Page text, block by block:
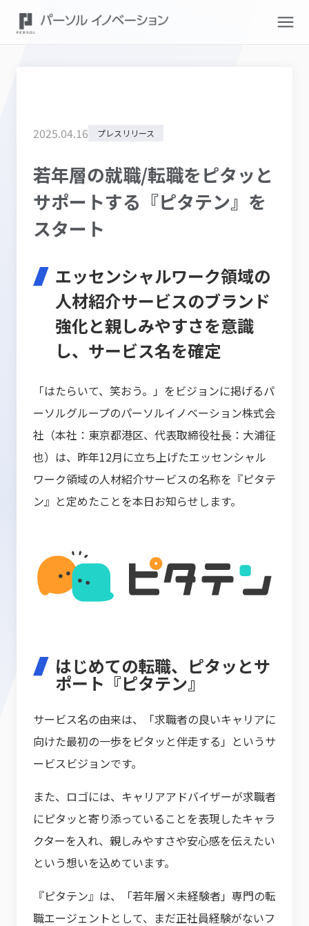
2025.04.16 プレスリリース
若年層の就職/転職をピタッと
サポートする『ピタテン』を
スタート
エッセンシャルワーク領域の
人材紹介サービスのブランド
強化と親しみやすさを意識
し、サービス名を確定
「はたらいて、笑おう。」をビジョンに掲げるパ
ーソルグループのパーソルイノベーション株式会
社（本社：東京都港区、代表取締役社長：大浦征
也）は、昨年12月に立ち上げたエッセンシャル
ワーク領域の人材紹介サービスの名称を『ピタテ
ン』と定めたことを本日お知らせします。
はじめての転職、ピタッとサ
ポート『ピタテン』
サービス名の由来は、「求職者の良いキャリアに
向けた最初の一歩をピタッと伴走する」というサ
ービスビジョンです。
また、ロゴには、キャリアアドバイザーが求職者
にピタッと寄り添っていることを表現したキャラ
クターを入れ、親しみやすさや安心感を伝えたい
という想いを込めています。
『ピタテン』は、「若年層×未経験者」専門の転
職エージェントとして、まだ正社員経験がないフ